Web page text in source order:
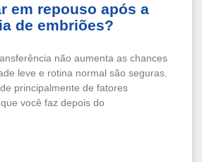
em repouso após a
de embriões?
não aumenta as chances
leve e rotina normal são seguras.
principalmente de fatores
você faz depois do